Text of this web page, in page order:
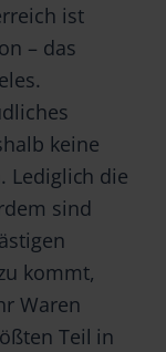
ist
– das
keine
Lediglich die
sind
kommt,
Waren
Teil in